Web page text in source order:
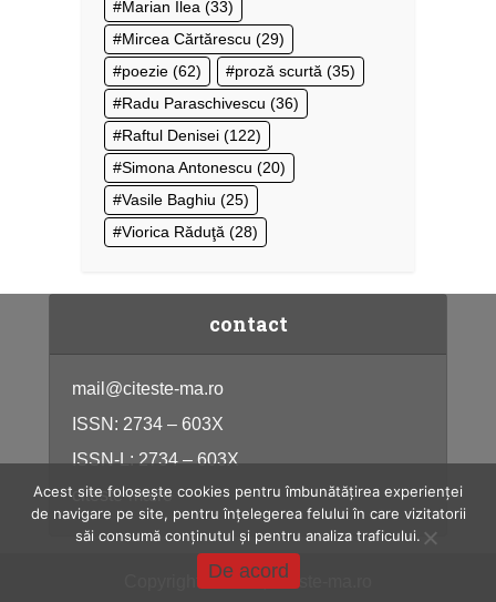
Marian Ilea (33)
Mircea Cărtărescu (29)
poezie (62) proză scurtă (35)
Radu Paraschivescu (36)
Raftul Denisei (122)
Simona Antonescu (20)
Vasile Baghiu (25)
Viorica Răduţă (28)
contact
mail@citeste-ma.ro
ISSN: 2734 – 603X
ISSN-L: 2734 – 603X
citeste-ma.ro
Copyright © 2026, citeste-ma.ro
Acest site folosește cookies pentru îmbunătățirea experienței
de navigare pe site, pentru înțelegerea felului în care vizitatorii
săi consumă conținutul și pentru analiza traficului.
De acord